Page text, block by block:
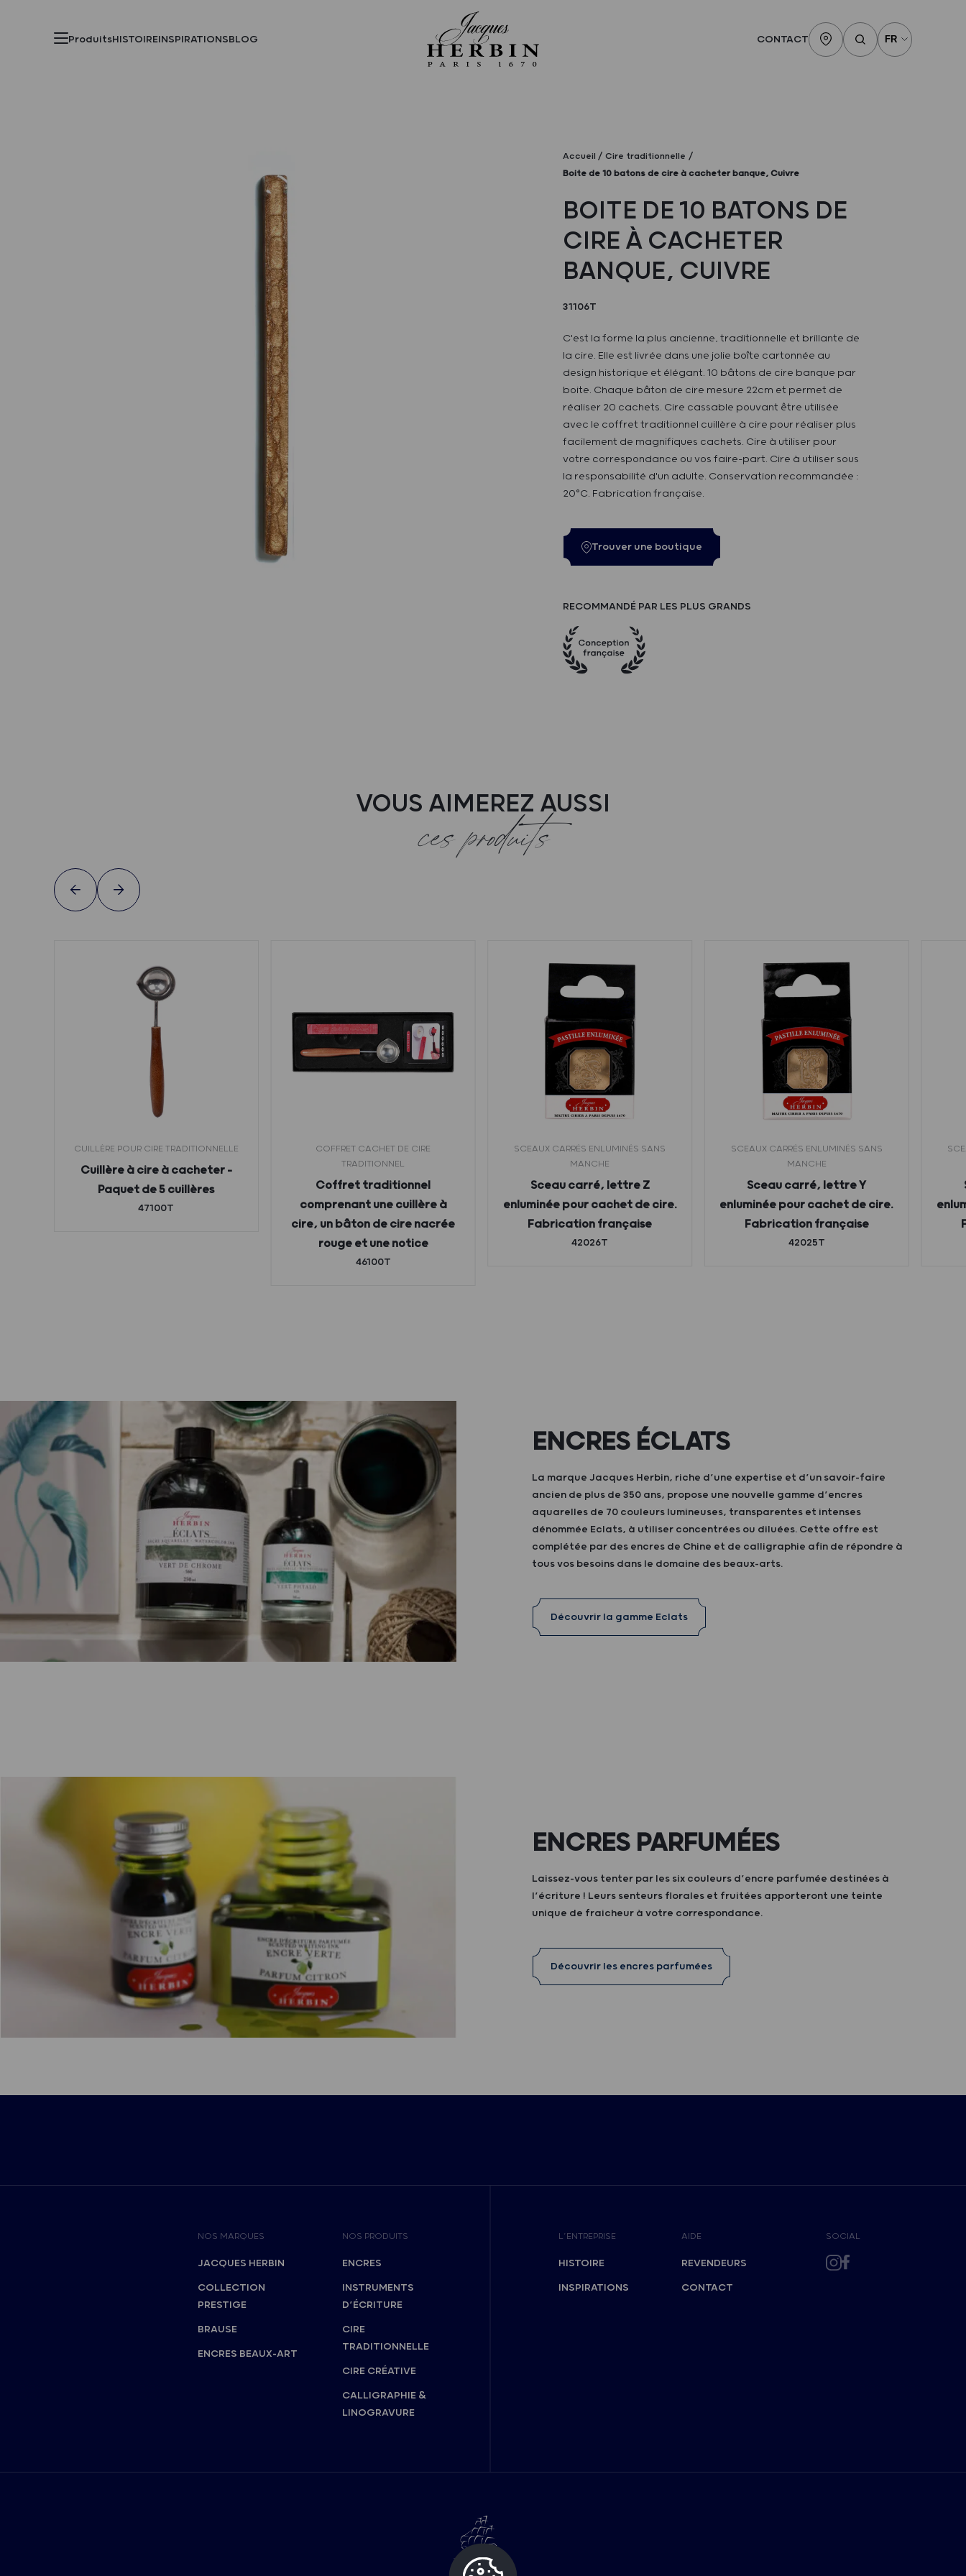
ProduitsHISTOIREINSPIRATIONSBLOG CONTACT
Accueil
Cire traditionnelle
Boite de 10 batons de cire à cacheter banque, Cuivre
BOITE DE 10 BATONS DE
CIRE À CACHETER
BANQUE, CUIVRE
31106T
C'est la forme la plus ancienne, traditionnelle et brillante de
la cire. Elle est livrée dans une jolie boîte cartonnée au
design historique et élégant. 10 bâtons de cire banque par
boite. Chaque bâton de cire mesure 22cm et permet de
réaliser 20 cachets. Cire cassable pouvant être utilisée
avec le coffret traditionnel cuillère à cire pour réaliser plus
facilement de magnifiques cachets. Cire à utiliser pour
votre correspondance ou vos faire-part. Cire à utiliser sous
la responsabilité d'un adulte. Conservation recommandée :
20°C. Fabrication française.
Trouver une boutique
RECOMMANDÉ PAR LES PLUS GRANDS
VOUS AIMEREZ AUSSI
ces produits
CUILLÈRE POUR CIRE TRADITIONNELLE
Cuillère à cire à cacheter –
Paquet de 5 cuillères
47100T
COFFRET CACHET DE CIRE
TRADITIONNEL
Coffret traditionnel
comprenant une cuillère à
cire, un bâton de cire nacrée
rouge et une notice
46100T
SCEAUX CARRÉS ENLUMINÉS SANS
MANCHE
Sceau carré, lettre Z
enluminée pour cachet de cire.
Fabrication française
42026T
SCEAUX CARRÉS ENLUMINÉS SANS
MANCHE
Sceau carré, lettre Y
enluminée pour cachet de cire.
Fabrication française
42025T
ENCRES ÉCLATS
La marque Jacques Herbin, riche d’une expertise et d’un savoir-faire
ancien de plus de 350 ans, propose une nouvelle gamme d’encres
aquarelles de 70 couleurs lumineuses, transparentes et intenses
dénommée Eclats, à utiliser concentrées ou diluées. Cette offre est
complétée par des encres de Chine et de calligraphie afin de répondre à
tous vos besoins dans le domaine des beaux-arts.
Découvrir la gamme Eclats
ENCRES PARFUMÉES
Laissez-vous tenter par les six couleurs d’encre parfumée destinées à
l’écriture ! Leurs senteurs florales et fruitées apporteront une teinte
unique de fraicheur à votre correspondance.
Découvrir les encres parfumées
NOS MARQUES
JACQUES HERBIN
COLLECTION
PRESTIGE
BRAUSE
ENCRES BEAUX-ART
NOS PRODUITS
ENCRES
INSTRUMENTS
D’ÉCRITURE
CIRE
TRADITIONNELLE
CIRE CRÉATIVE
CALLIGRAPHIE &
LINOGRAVURE
L’ENTREPRISE
HISTOIRE
INSPIRATIONS
AIDE
REVENDEURS
CONTACT
SOCIAL